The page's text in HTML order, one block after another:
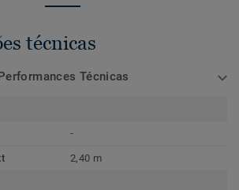
técnicas
Técnicas
-
2,40 m